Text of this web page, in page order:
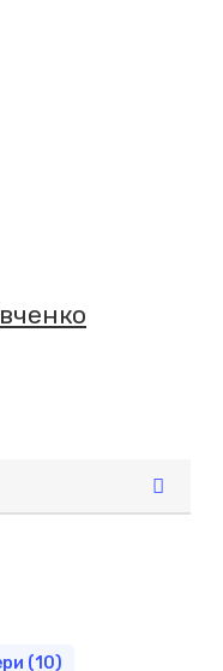
(10)